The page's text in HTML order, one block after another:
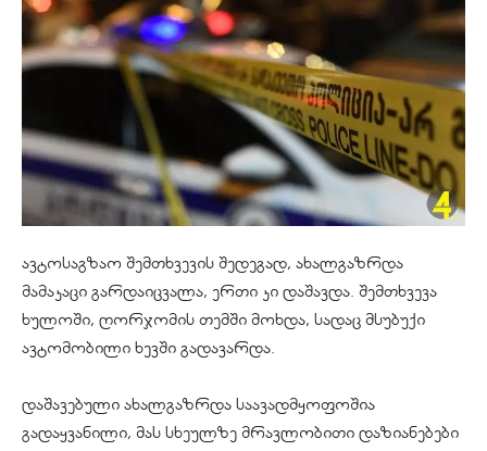
ავტოსაგზაო შემთხვევის შედეგად, ახალგაზრდა
მამაკაცი გარდაიცვალა, ერთი კი დაშავდა. შემთხვევა
ხულოში, ღორჯომის თემში მოხდა, სადაც მსუბუქი
ავტომობილი ხევში გადავარდა.
დაშავებული ახალგაზრდა საავადმყოფოშია
გადაყვანილი, მას სხეულზე მრავლობითი დაზიანებები